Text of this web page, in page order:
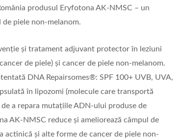
produsul Eryfotona AK-NMSC – un
piele non-melanom.
și tratament adjuvant protector în leziuni
de piele) și cancer de piele non-melanom.
DNA Repairsomes®: SPF 100+ UVB, UVA,
în lipozomi (molecule care transportă
a repara mutațiile ADN-ului produse de
AK-NMSC reduce și ameliorează câmpul de
actinică și alte forme de cancer de piele non-